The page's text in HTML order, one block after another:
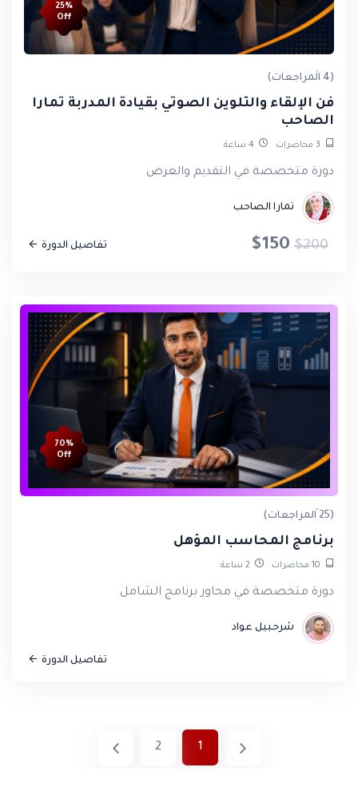
25%
Off
(4 المراجعات)
فن الإلقاء والتلوين الصوتي بقيادة المدربة تمارا
الصاحب
3 محاضرات 4ساعة
دورة متخصصة في التقديم والعرض
تمارا الصاحب
$150 $200 تفاصيل الدورة
70%
Off
(25 المراجعات)
برنامج المحاسب المؤهل
10محاضرات 2ساعة
دورة متخصصة في محاور برنامج الشامل
شرحبيل عواد
تفاصيل الدورة
1
2